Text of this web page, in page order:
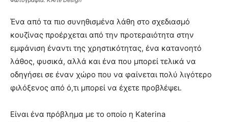
Ένα από τα πιο συνηθισμένα λάθη στο σχεδιασμό
κουζίνας προέρχεται από την προτεραιότητα στην
εμφάνιση έναντι της χρηστικότητας, ένα κατανοητό
λάθος, φυσικά, αλλά και ένα που μπορεί τελικά να
οδηγήσει σε έναν χώρο που να φαίνεται πολύ λιγότερο
φιλόξενος από ό,τι μπορεί να έχετε προβλέψει.
Είναι ένα πρόβλημα με το οποίο η Katerina